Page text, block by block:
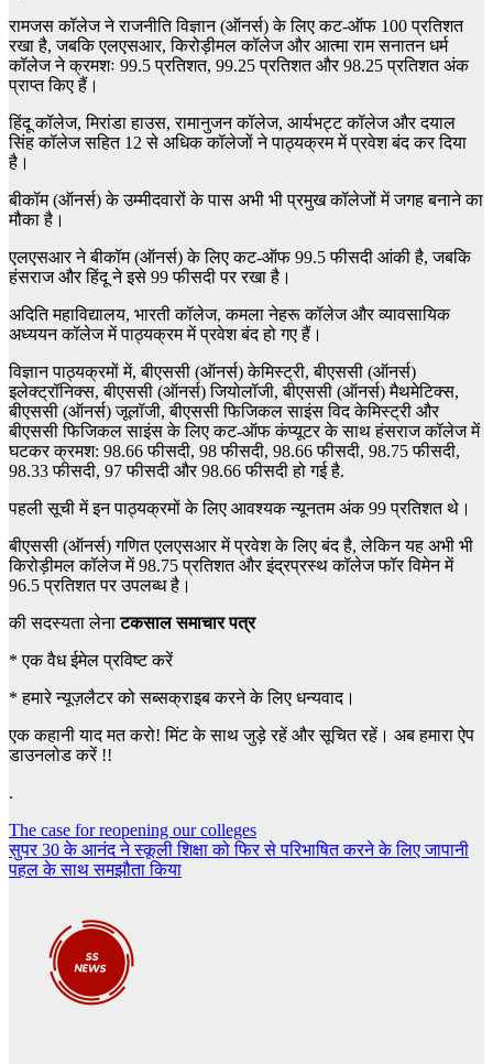
रामजस कॉलेज ने राजनीति विज्ञान (ऑनर्स) के लिए कट-ऑफ 100 प्रतिशत
रखा है, जबकि एलएसआर, किरोड़ीमल कॉलेज और आत्मा राम सनातन धर्म
कॉलेज ने क्रमशः 99.5 प्रतिशत, 99.25 प्रतिशत और 98.25 प्रतिशत अंक
प्राप्त किए हैं।
हिंदू कॉलेज, मिरांडा हाउस, रामानुजन कॉलेज, आर्यभट्ट कॉलेज और दयाल
सिंह कॉलेज सहित 12 से अधिक कॉलेजों ने पाठ्यक्रम में प्रवेश बंद कर दिया
है।
बीकॉम (ऑनर्स) के उम्मीदवारों के पास अभी भी प्रमुख कॉलेजों में जगह बनाने का
मौका है।
एलएसआर ने बीकॉम (ऑनर्स) के लिए कट-ऑफ 99.5 फीसदी आंकी है, जबकि
हंसराज और हिंदू ने इसे 99 फीसदी पर रखा है।
अदिति महाविद्यालय, भारती कॉलेज, कमला नेहरू कॉलेज और व्यावसायिक
अध्ययन कॉलेज में पाठ्यक्रम में प्रवेश बंद हो गए हैं।
विज्ञान पाठ्यक्रमों में, बीएससी (ऑनर्स) केमिस्ट्री, बीएससी (ऑनर्स)
इलेक्ट्रॉनिक्स, बीएससी (ऑनर्स) जियोलॉजी, बीएससी (ऑनर्स) मैथमेटिक्स,
बीएससी (ऑनर्स) जूलॉजी, बीएससी फिजिकल साइंस विद केमिस्ट्री और
बीएससी फिजिकल साइंस के लिए कट-ऑफ कंप्यूटर के साथ हंसराज कॉलेज में
घटकर क्रमश: 98.66 फीसदी, 98 फीसदी, 98.66 फीसदी, 98.75 फीसदी,
98.33 फीसदी, 97 फीसदी और 98.66 फीसदी हो गई है.
पहली सूची में इन पाठ्यक्रमों के लिए आवश्यक न्यूनतम अंक 99 प्रतिशत थे।
बीएससी (ऑनर्स) गणित एलएसआर में प्रवेश के लिए बंद है, लेकिन यह अभी भी
किरोड़ीमल कॉलेज में 98.75 प्रतिशत और इंद्रप्रस्थ कॉलेज फॉर विमेन में
96.5 प्रतिशत पर उपलब्ध है।
की सदस्यता लेनाटकसाल समाचार पत्र
* एक वैध ईमेल प्रविष्ट करें
* हमारे न्यूज़लैटर को सब्सक्राइब करने के लिए धन्यवाद।
एक कहानी याद मत करो! मिंट के साथ जुड़े रहें और सूचित रहें। अब हमारा ऐप
डाउनलोड करें !!
.
Post
navigation
The case for reopening our colleges
सुपर 30 के आनंद ने स्कूली शिक्षा को फिर से परिभाषित करने के लिए जापानी
पहल के साथ समझौता किया